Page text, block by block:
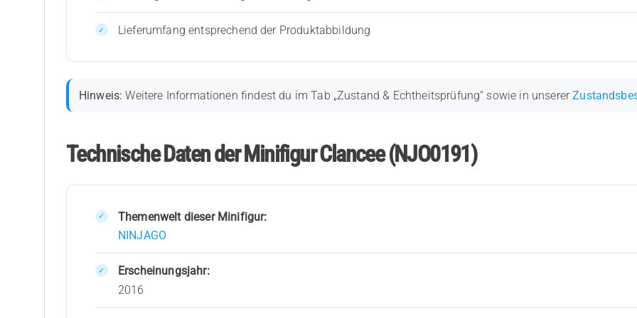
Lieferumfang entsprechend der Produktabbildung
Hinweis: Weitere Informationen findest du im Tab „Zustand & Echtheitsprüfung“ sowie in unserer
Technische Daten der Minifigur Clancee (NJO0191)
Themenwelt dieser Minifigur:
NINJAGO
Erscheinungsjahr:
2016